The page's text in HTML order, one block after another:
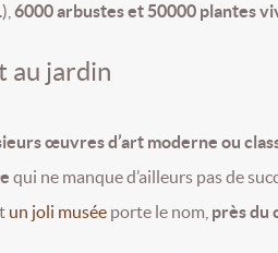
6000 arbustes et 50000 plantes
au jardin
œuvres d’art moderne ou
qui ne manque d’ailleurs pas de
un joli musée porte le nom, près du